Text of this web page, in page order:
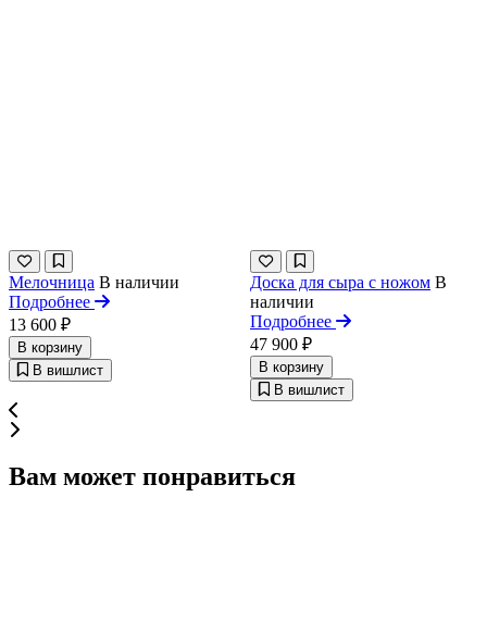
Мелочница В наличии
Подробнее
13 600 ₽
В корзину
В вишлист
Доска для сыра с ножом В
наличии
Подробнее
47 900 ₽
В корзину
В вишлист
Вам может понравиться